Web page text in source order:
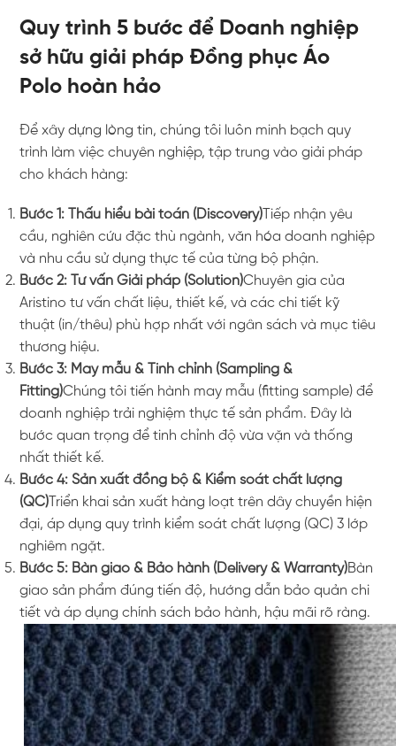
Quy trình 5 bước để Doanh nghiệp
sở hữu giải pháp Đồng phục Áo
Polo hoàn hảo
Để xây dựng lòng tin, chúng tôi luôn minh bạch quy
trình làm việc chuyên nghiệp, tập trung vào giải pháp
cho khách hàng:
Bước 1: Thấu hiểu bài toán (Discovery)Tiếp nhận yêu
cầu, nghiên cứu đặc thù ngành, văn hóa doanh nghiệp
và nhu cầu sử dụng thực tế của từng bộ phận.
Bước 2: Tư vấn Giải pháp (Solution)Chuyên gia của
Aristino tư vấn chất liệu, thiết kế, và các chi tiết kỹ
thuật (in/thêu) phù hợp nhất với ngân sách và mục tiêu
thương hiệu.
Bước 3: May mẫu & Tinh chỉnh (Sampling &
Fitting)Chúng tôi tiến hành may mẫu (fitting sample) để
doanh nghiệp trải nghiệm thực tế sản phẩm. Đây là
bước quan trọng để tinh chỉnh độ vừa vặn và thống
nhất thiết kế.
Bước 4: Sản xuất đồng bộ & Kiểm soát chất lượng
(QC)Triển khai sản xuất hàng loạt trên dây chuyền hiện
đại, áp dụng quy trình kiểm soát chất lượng (QC) 3 lớp
nghiêm ngặt.
Bước 5: Bàn giao & Bảo hành (Delivery & Warranty)Bàn
giao sản phẩm đúng tiến độ, hướng dẫn bảo quản chi
tiết và áp dụng chính sách bảo hành, hậu mãi rõ ràng.